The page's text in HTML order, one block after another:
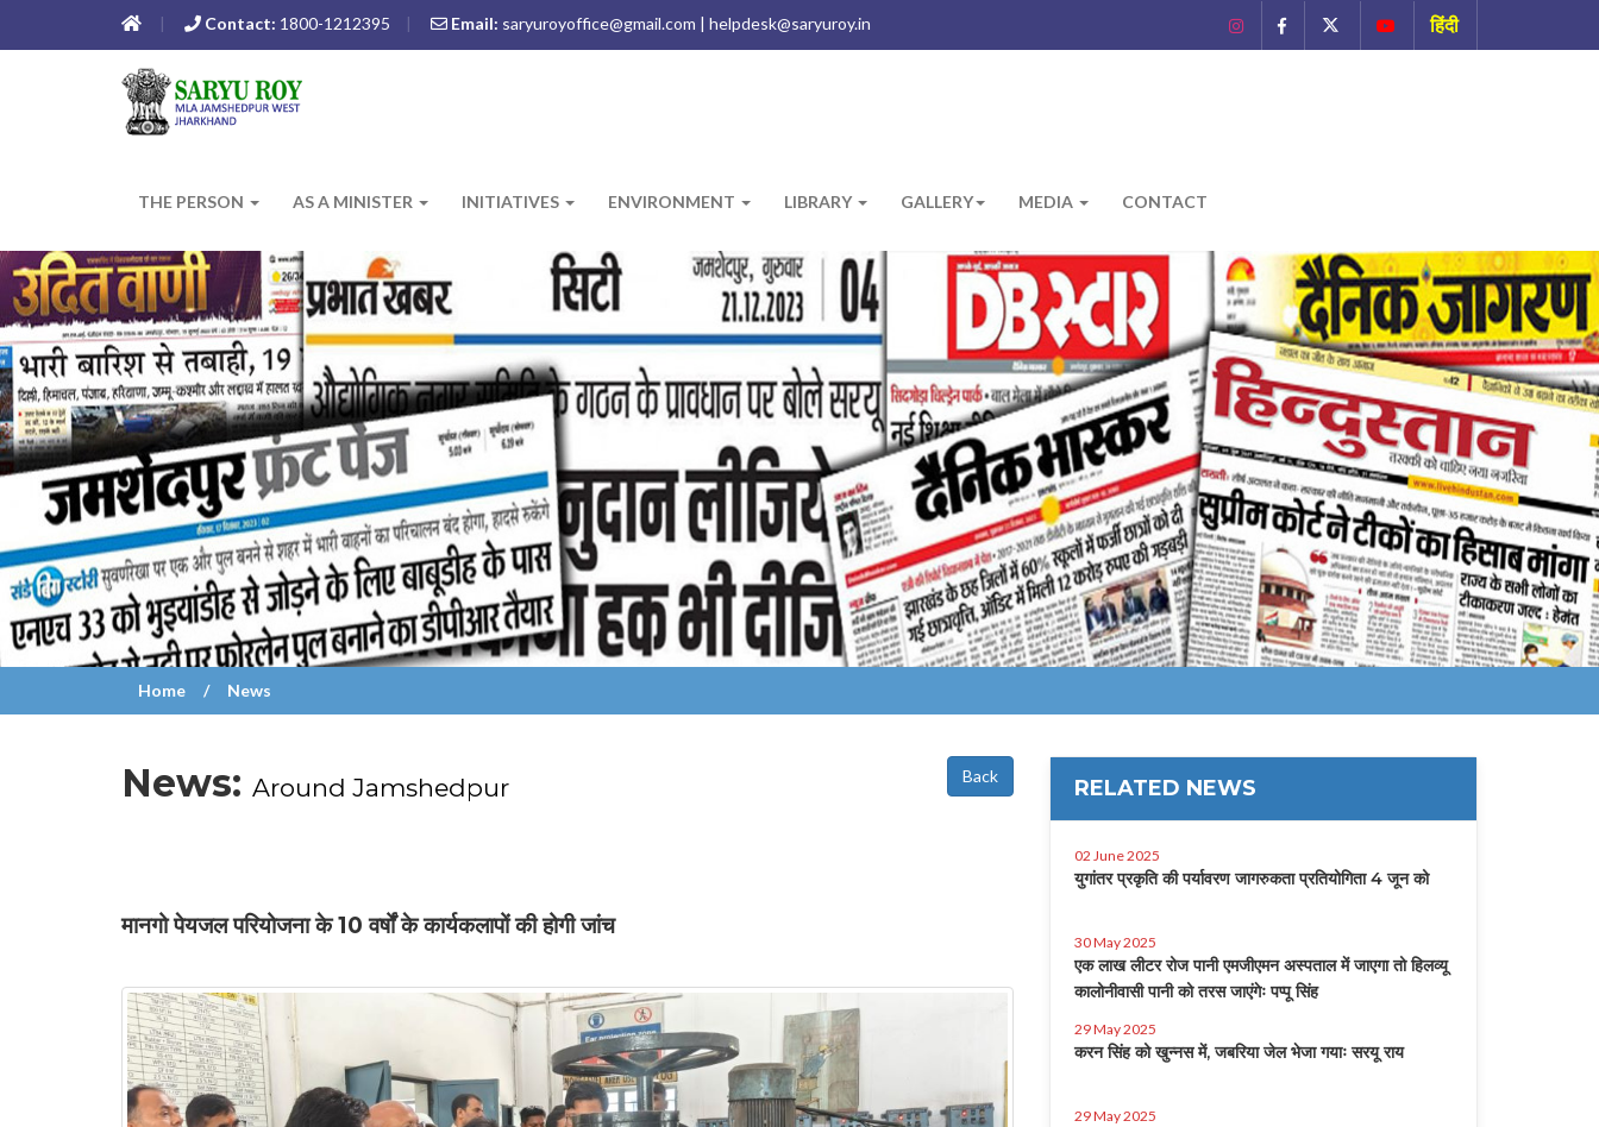
Contact: 1800-1212395 Email: saryuroyoffice@gmail.com | helpdesk@saryuroy.in हिंदी
THE PERSON AS A MINISTER INITIATIVES ENVIRONMENT LIBRARY GALLERY MEDIA CONTACT
Home News
News: Around Jamshedpur Back
मानगो पेयजल परियोजना के 10 वर्षों के कार्यकलापों की होगी जांच
RELATED NEWS
02 June 2025
युगांतर प्रकृति की पर्यावरण जागरुकता प्रतियोगिता 4 जून को
30 May 2025
एक लाख लीटर रोज पानी एमजीएमन अस्पताल में जाएगा तो हिलव्यू
कालोनीवासी पानी को तरस जाएंगेः पप्पू सिंह
29 May 2025
करन सिंह को खुन्नस में, जबरिया जेल भेजा गयाः सरयू राय
29 May 2025